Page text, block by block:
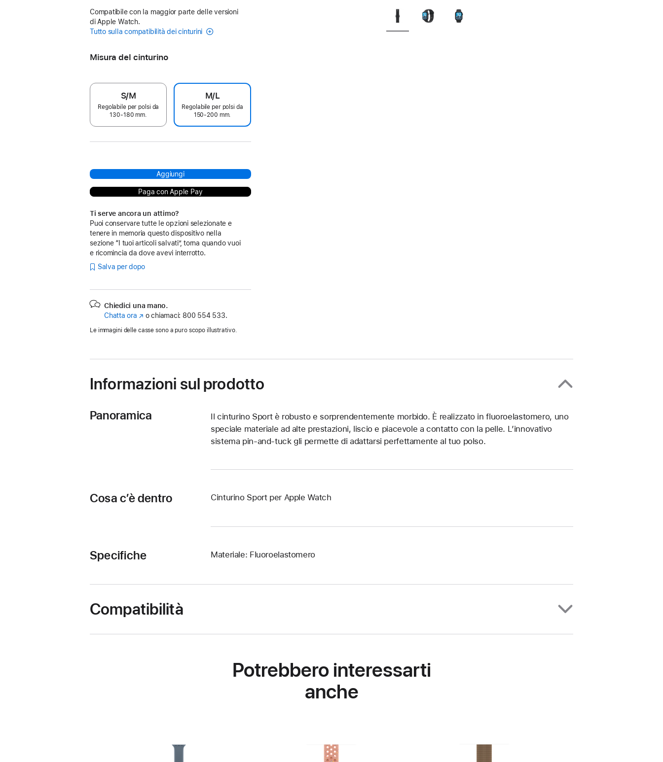
Compatibile con la maggior parte delle versioni
di Apple Watch.
Tutto sulla compatibilità dei cinturini
Misura del cinturino
S/M
Regolabile per polsi da
130-180 mm.
M/L
Regolabile per polsi da
150-200 mm.
Aggiungi
Paga con Apple Pay
Ti serve ancora un attimo?
Puoi conservare tutte le opzioni selezionate e
tenere in memoria questo dispositivo nella
sezione “I tuoi articoli salvati”, torna quando vuoi
e ricomincia da dove avevi interrotto.
Salva per dopo
Chiedici una mano.
Chatta ora (Si o chiamaci: 800 554 533.
Le immagini delle casse sono a puro scopo illustrativo.
Informazioni sul prodotto
Panoramica
Il cinturino Sport è robusto e sorprendentemente morbido. È realizzato in fluoroelastomero, uno
speciale materiale ad alte prestazioni, liscio e piacevole a contatto con la pelle. L’innovativo
sistema pin-and-tuck gli permette di adattarsi perfettamente al tuo polso.
Cosa c’è dentro Cinturino Sport per Apple Watch
Specifiche Materiale: Fluoroelastomero
Compatibilità
Potrebbero interessarti
anche